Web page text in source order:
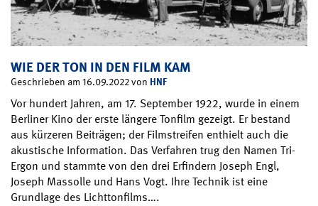
WIE DER TON IN DEN FILM KAM
Geschrieben am 16.09.2022 von HNF
Vor hundert Jahren, am 17. September 1922, wurde in einem
Berliner Kino der erste längere Tonfilm gezeigt. Er bestand
aus kürzeren Beiträgen; der Filmstreifen enthielt auch die
akustische Information. Das Verfahren trug den Namen Tri-
Ergon und stammte von den drei Erfindern Joseph Engl,
Joseph Massolle und Hans Vogt. Ihre Technik ist eine
Grundlage des Lichttonfilms….